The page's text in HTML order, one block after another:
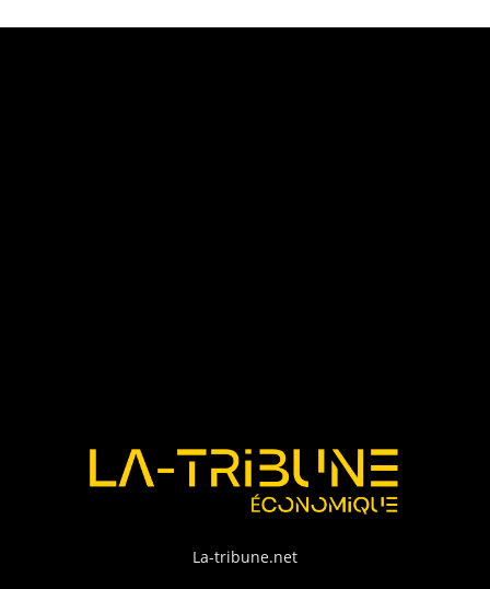
La-tribune.net